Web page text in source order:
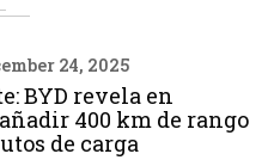
24, 2025
BYD revela en
400 km de rango
de carga